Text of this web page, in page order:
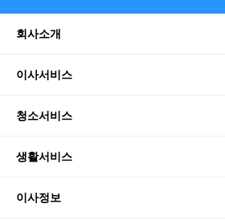
회사소개
이사서비스
청소서비스
생활서비스
이사정보